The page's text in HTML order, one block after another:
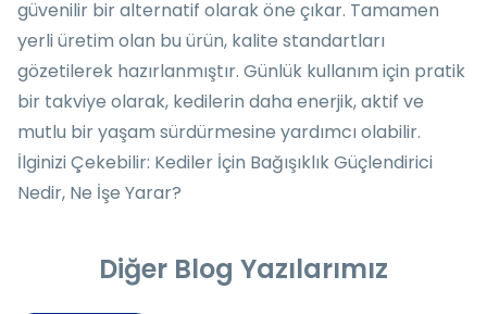
güvenilir bir alternatif olarak öne çıkar. Tamamen
yerli üretim olan bu ürün, kalite standartları
gözetilerek hazırlanmıştır. Günlük kullanım için pratik
bir takviye olarak, kedilerin daha enerjik, aktif ve
mutlu bir yaşam sürdürmesine yardımcı olabilir.
İlginizi Çekebilir: Kediler İçin Bağışıklık Güçlendirici
Nedir, Ne İşe Yarar?
Diğer Blog Yazılarımız